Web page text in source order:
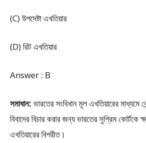
(C) উপদেষ্টা এখতিয়ার
(D) রিট এখতিয়ার
Answer : B
সমাধান: ভারতের সংবিধান মূল এখতিয়ারের মাধ্যমে
বিবাদের বিচার করার জন্য ভারতের সুপ্রিম
এখতিয়ারের বিপরীত।